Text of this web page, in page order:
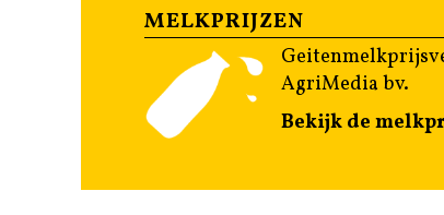
MELKPRIJZEN
AgriMedia bv.
Bekijk de